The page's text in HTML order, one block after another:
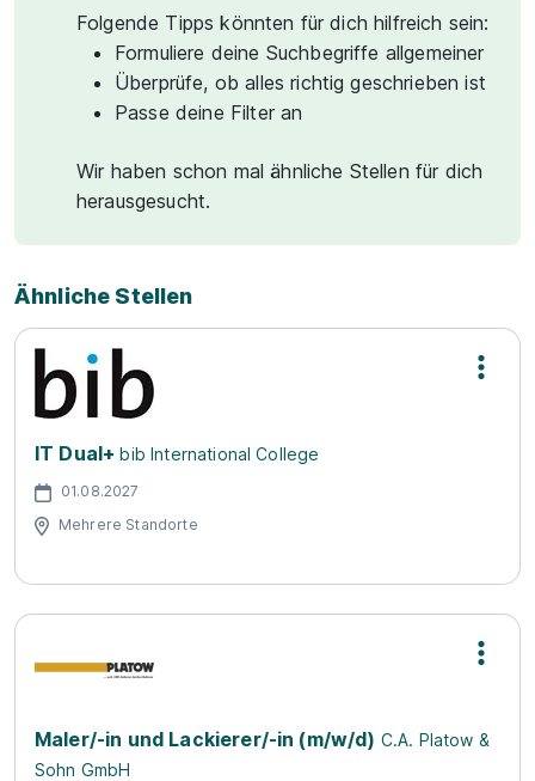
Folgende Tipps könnten für dich hilfreich sein:
Formuliere deine Suchbegriffe allgemeiner
Überprüfe, ob alles richtig geschrieben ist
Passe deine Filter an
Wir haben schon mal ähnliche Stellen für dich
herausgesucht.
Ähnliche Stellen
IT Dual+ bib International College
01.08.2027
Mehrere Standorte
Maler/-in und Lackierer/-in (m/w/d) C.A. Platow &
Sohn GmbH